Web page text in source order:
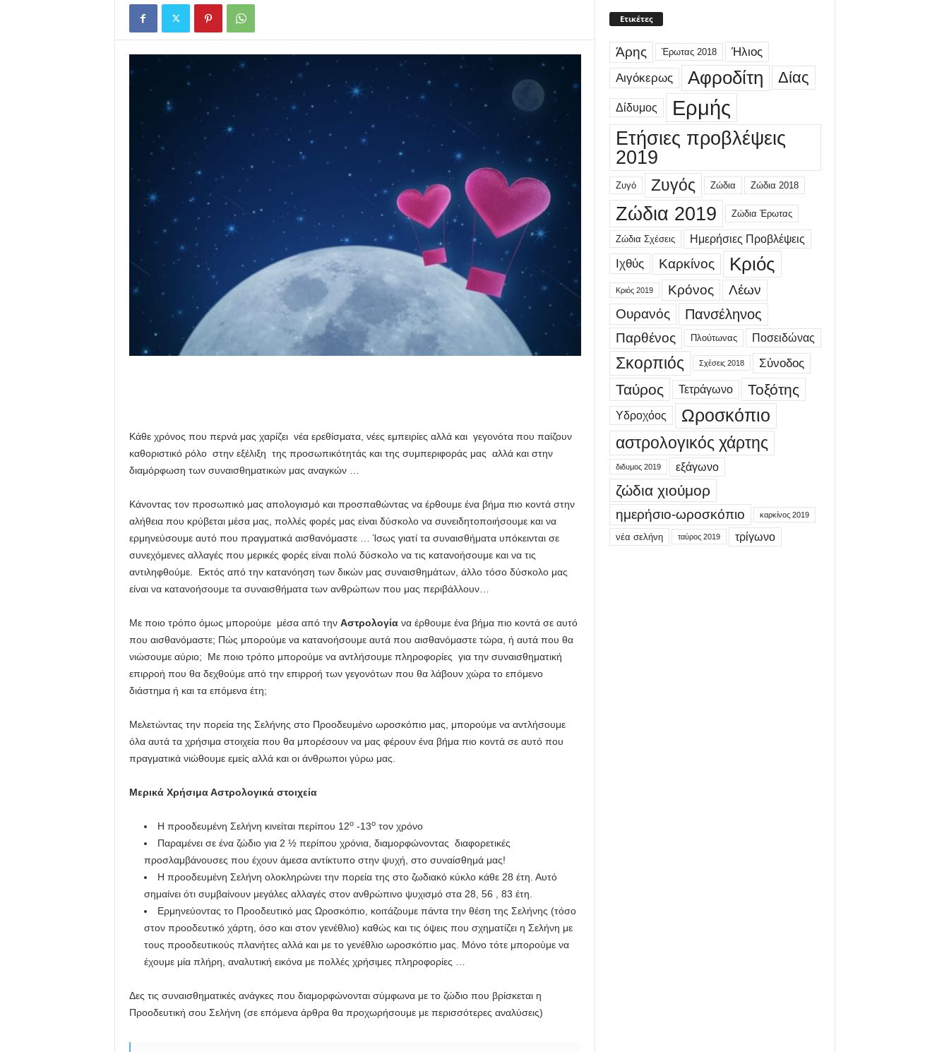
Κάθε χρόνος που περνά μας χαρίζει νέα ερεθίσματα, νέες εμπειρίες αλλά και γεγονότα που παίζουν
καθοριστικό ρόλο στην εξέλιξη της προσωπικότητάς και της συμπεριφοράς μας αλλά και στην
διαμόρφωση των συναισθηματικών μας αναγκών …
Κάνοντας τον προσωπικό μας απολογισμό και προσπαθώντας να έρθουμε ένα βήμα πιο κοντά στην
αλήθεια που κρύβεται μέσα μας, πολλές φορές μας είναι δύσκολο να συνειδητοποιήσουμε και να
ερμηνεύσουμε αυτό που πραγματικά αισθανόμαστε … Ίσως γιατί τα συναισθήματα υπόκεινται σε
συνεχόμενες αλλαγές που μερικές φορές είναι πολύ δύσκολο να τις κατανοήσουμε και να τις
αντιληφθούμε. Εκτός από την κατανόηση των δικών μας συναισθημάτων, άλλο τόσο δύσκολο μας
είναι να κατανοήσουμε τα συναισθήματα των ανθρώπων που μας περιβάλλουν…
Με ποιο τρόπο όμως μπορούμε μέσα από την Αστρολογίανα έρθουμε ένα βήμα πιο κοντά σε αυτό
που αισθανόμαστε; Πώς μπορούμε να κατανοήσουμε αυτά που αισθανόμαστε τώρα, ή αυτά που θα
νιώσουμε αύριο; Με ποιο τρόπο μπορούμε να αντλήσουμε πληροφορίες για την συναισθηματική
επιρροή που θα δεχθούμε από την επιρροή των γεγονότων που θα λάβουν χώρα το επόμενο
διάστημα ή και τα επόμενα έτη;
Μελετώντας την πορεία της Σελήνης στο Προοδευμένο ωροσκόπιο μας, μπορούμε να αντλήσουμε
όλα αυτά τα χρήσιμα στοιχεία που θα μπορέσουν να μας φέρουν ένα βήμα πιο κοντά σε αυτό που
πραγματικά νιώθουμε εμείς αλλά και οι άνθρωποι γύρω μας.
Μερικά Χρήσιμα Αστρολογικά στοιχεία
Η προοδευμένη Σελήνη κινείται περίπου 12ο-13οτον χρόνο
Παραμένει σε ένα ζώδιο για 2 ½ περίπου χρόνια, διαμορφώνοντας διαφορετικές
προσλαμβάνουσες που έχουν άμεσα αντίκτυπο στην ψυχή, στο συναίσθημά μας!
Η προοδευμένη Σελήνη ολοκληρώνει την πορεία της στο ζωδιακό κύκλο κάθε 28 έτη. Αυτό
σημαίνει ότι συμβαίνουν μεγάλες αλλαγές στον ανθρώπινο ψυχισμό στα 28, 56 , 83 έτη.
Ερμηνεύοντας το Προοδευτικό μας Ωροσκόπιο, κοιτάζουμε πάντα την θέση της Σελήνης (τόσο
στον προοδευτικό χάρτη, όσο και στον γενέθλιο) καθώς και τις όψεις που σχηματίζει η Σελήνη με
τους προοδευτικούς πλανήτες αλλά και με το γενέθλιο ωροσκόπιο μας. Μόνο τότε μπορούμε να
έχουμε μία πλήρη, αναλυτική εικόνα με πολλές χρήσιμες πληροφορίες …
Δες τις συναισθηματικές ανάγκες που διαμορφώνονται σύμφωνα με το ζώδιο που βρίσκεται η
Προοδευτική σου Σελήνη (σε επόμενα άρθρα θα προχωρήσουμε με περισσότερες αναλύσεις)
Ετικέτες
Άρης Έρωτας 2018
Ήλιος
Αιγόκερως
Αφροδίτη Δίας
Δίδυμος Ερμής
Ετήσιες προβλέψεις
2019
Ζυγό Ζυγός Ζώδια Ζώδια 2018
Ζώδια 2019 Ζώδια Έρωτας
Ζώδια Σχέσεις Ημερήσιες Προβλέψεις
Ιχθύς Καρκίνος Κριός
Κριός 2019 Κρόνος
Λέων
Ουρανός
Πανσέληνος
Παρθένος Πλούτωνας Ποσειδώνας
Σκορπιός Σχέσεις 2018 Σύνοδος
Ταύρος Τετράγωνο Τοξότης
Υδροχόος Ωροσκόπιο
αστρολογικός χάρτης
διδυμος 2019 εξάγωνο
ζώδια χιούμορ
ημερήσιο-ωροσκόπιο καρκίνος 2019
νέα σελήνη ταύρος 2019 τρίγωνο